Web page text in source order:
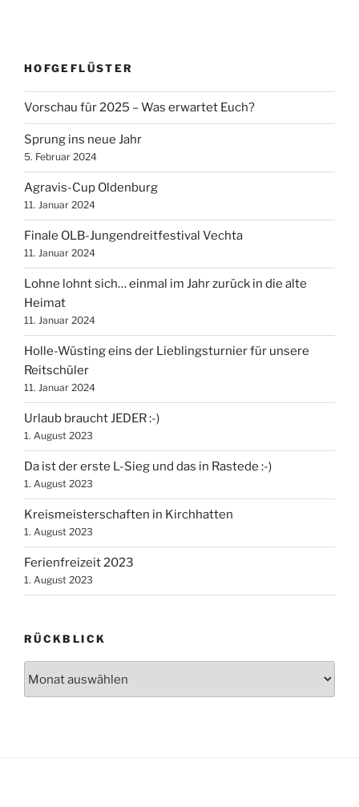
HOFGEFLÜSTER
Vorschau für 2025 – Was erwartet Euch?
Sprung ins neue Jahr
5. Februar 2024
Agravis-Cup Oldenburg
11. Januar 2024
Finale OLB-Jungendreitfestival Vechta
11. Januar 2024
Lohne lohnt sich… einmal im Jahr zurück in die alte
Heimat
11. Januar 2024
Holle-Wüsting eins der Lieblingsturnier für unsere
Reitschüler
11. Januar 2024
Urlaub braucht JEDER :-)
1. August 2023
Da ist der erste L-Sieg und das in Rastede :-)
1. August 2023
Kreismeisterschaften in Kirchhatten
1. August 2023
Ferienfreizeit 2023
1. August 2023
RÜCKBLICK